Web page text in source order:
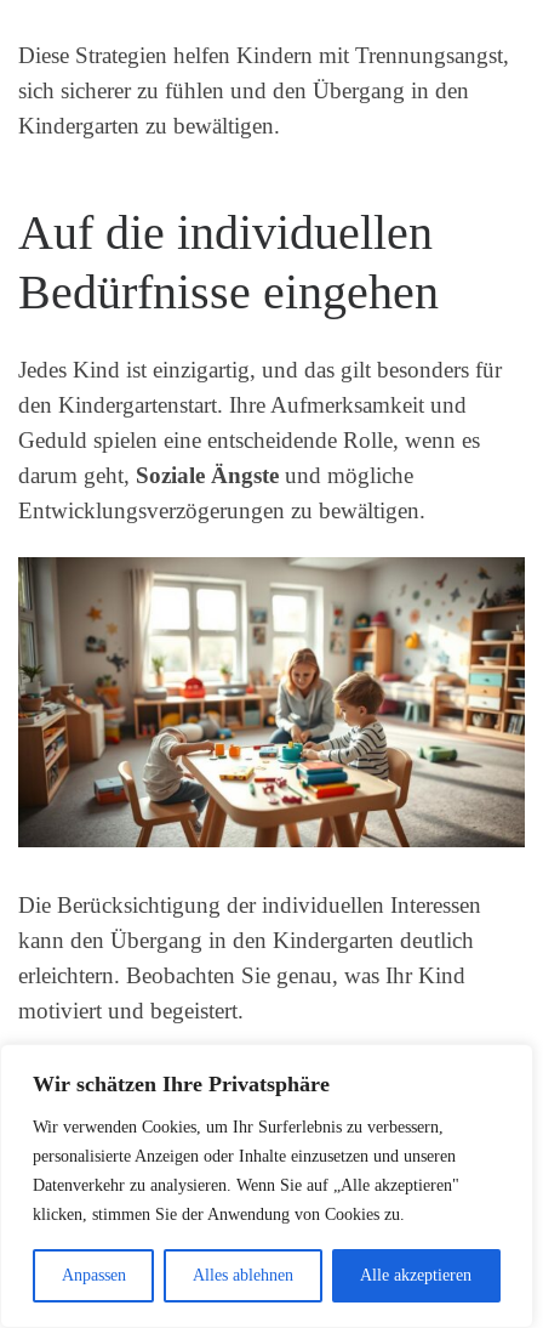
Wir schätzen Ihre Privatsphäre
Wir verwenden Cookies, um Ihr Surferlebnis zu verbessern,
personalisierte Anzeigen oder Inhalte einzusetzen und unseren
Datenverkehr zu analysieren. Wenn Sie auf „Alle akzeptieren"
klicken, stimmen Sie der Anwendung von Cookies zu.
Anpassen Alles ablehnen Alle akzeptieren
Diese Strategien helfen Kindern mit Trennungsangst,
sich sicherer zu fühlen und den Übergang in den
Kindergarten zu bewältigen.
Auf die individuellen
Bedürfnisse eingehen
Jedes Kind ist einzigartig, und das gilt besonders für
den Kindergartenstart. Ihre Aufmerksamkeit und
Geduld spielen eine entscheidende Rolle, wenn es
darum geht, Soziale Ängste und mögliche
Entwicklungsverzögerungen zu bewältigen.
Die Berücksichtigung der individuellen Interessen
kann den Übergang in den Kindergarten deutlich
erleichtern. Beobachten Sie genau, was Ihr Kind
motiviert und begeistert.
Interessen als Brücke zum
Kindergartenalltag
Identifizieren Sie die Lieblingsaktivitäten Ihres
Kindes
Verbinden Sie diese mit Kindergartenangeboten